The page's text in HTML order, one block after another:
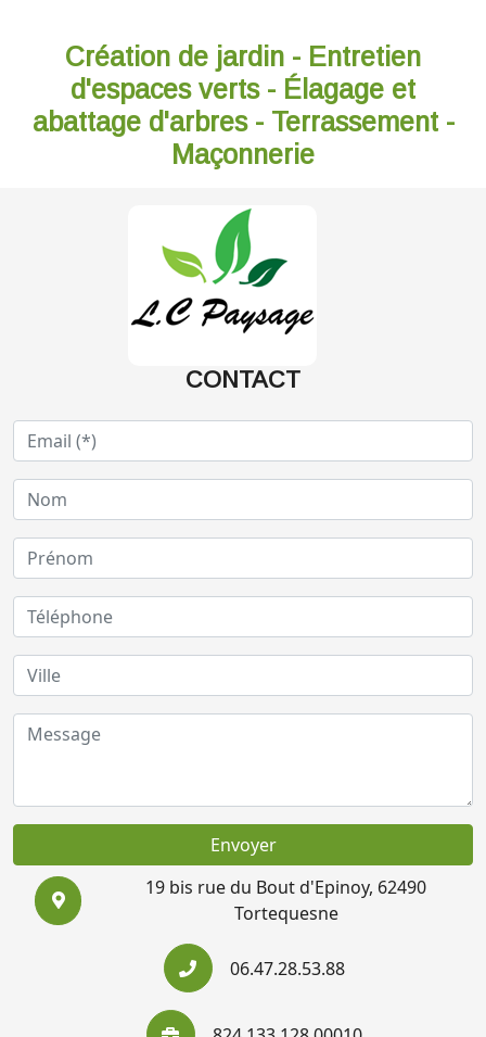
Création de jardin - Entretien
d'espaces verts - Élagage et
abattage d'arbres - Terrassement -
Maçonnerie
CONTACT
Envoyer
19 bis rue du Bout d'Epinoy, 62490
Tortequesne
06.47.28.53.88